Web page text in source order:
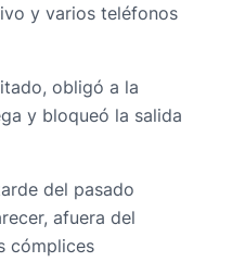
y varios teléfonos
obligó a la
y bloqueó la salida
del pasado
afuera del
cómplices